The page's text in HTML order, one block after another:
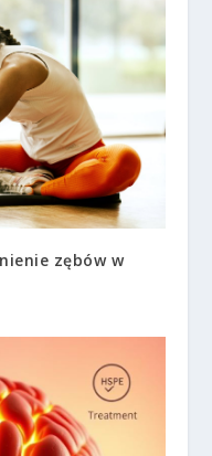
zębów w